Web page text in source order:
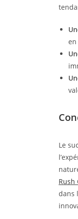
Le
Rush
dans